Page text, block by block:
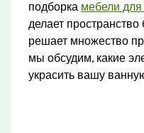
подборка мебели
делает
решает множество
мы обсудим, какие
украсить вашу